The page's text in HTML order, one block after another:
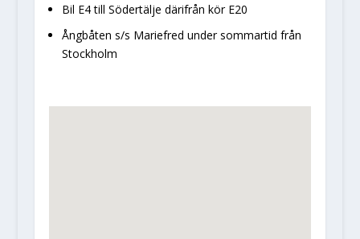
Bil E4 till Södertälje därifrån kör E20
Ångbåten s/s Mariefred under sommartid från
Stockholm